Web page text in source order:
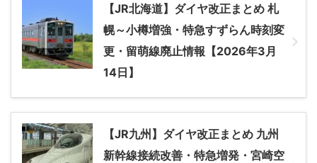
【JR北海道】ダイヤ改正まとめ 札
幌～小樽増強・特急すずらん時刻変
更・留萌線廃止情報【2026年3月
14日】
【JR九州】ダイヤ改正まとめ 九州
新幹線接続改善・特急増発・宮崎空